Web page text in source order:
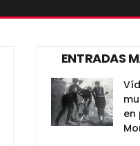
ENTRADAS
en